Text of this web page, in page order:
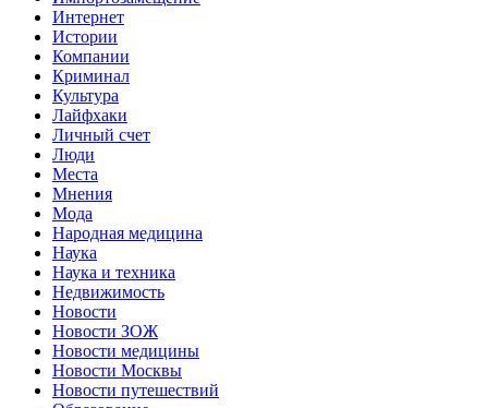
Интернет
Истории
Компании
Криминал
Культура
Лайфхаки
Личный счет
Люди
Места
Мнения
Мода
Народная медицина
Наука
Наука и техника
Недвижимость
Новости
Новости ЗОЖ
Новости медицины
Новости Москвы
Новости путешествий